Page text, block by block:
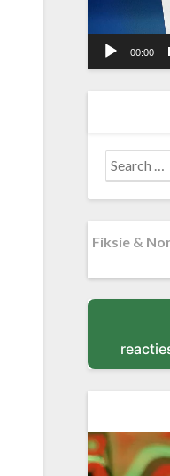
00:00
Search
for:
Fiksie &
Videospeler